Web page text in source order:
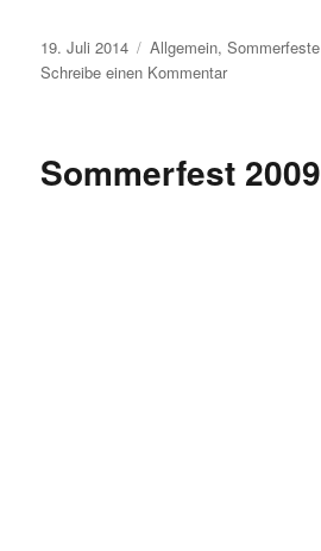
Veröffentlicht
am
19. Juli 2014 Kategorien
Allgemein,Sommerfeste
Schreibe einen Kommentarzu
im
Sommerfest 2009